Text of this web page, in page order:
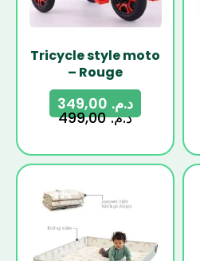
Tricycle style moto
– Rouge
د.م.499,00
د.م.
-23%